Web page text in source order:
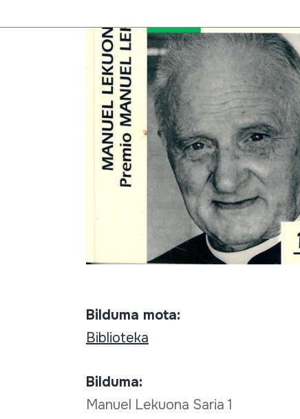
Bilduma mota:
Biblioteka
Bilduma:
Manuel Lekuona Saria 1